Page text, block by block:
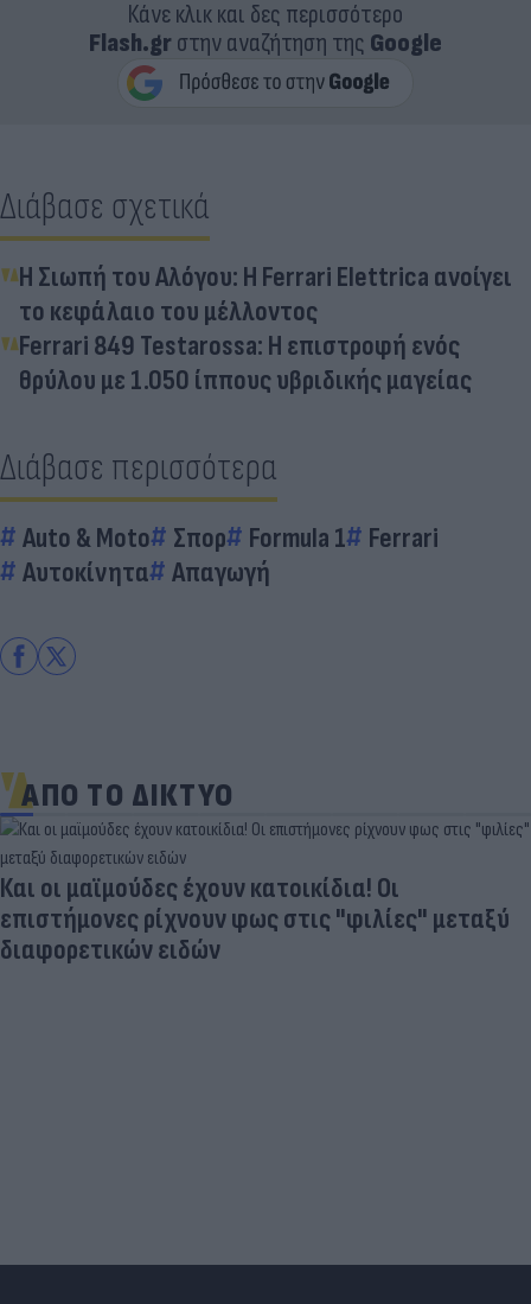
Κάνε κλικ και δες περισσότερο
Flash.grστην αναζήτηση της Google
Διάβασε σχετικά
Η Σιωπή του Αλόγου: Η Ferrari Elettrica ανοίγει
το κεφάλαιο του μέλλοντος
Ferrari 849 Testarossa: Η επιστροφή ενός
θρύλου με 1.050 ίππους υβριδικής μαγείας
Διάβασε περισσότερα
Auto & Moto Σπορ Formula 1
Ferrari
Αυτοκίνητα
Απαγωγή
ΑΠΟ ΤΟ ΔΙΚΤΥΟ
Και οι μαϊμούδες έχουν κατοικίδια! Οι
επιστήμονες ρίχνουν φως στις "φιλίες" μεταξύ
διαφορετικών ειδών